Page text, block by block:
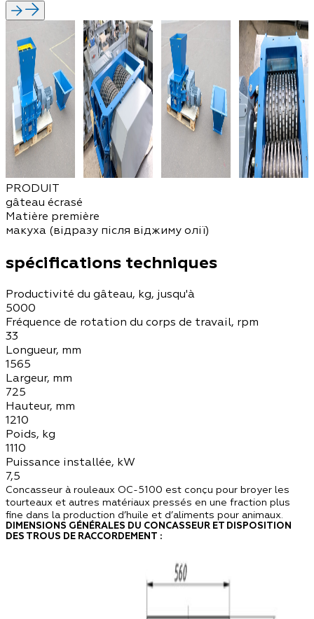
PRODUIT
gâteau écrasé
Matière première
макуха (відразу після віджиму олії)
spécifications techniques
Productivité du gâteau, kg, jusqu'à
5000
Fréquence de rotation du corps de travail, rpm
33
Longueur, mm
1565
Largeur, mm
725
Hauteur, mm
1210
Poids, kg
1110
Puissance installée, kW
7,5
Concasseur à rouleaux OC-5100 est conçu pour broyer les
tourteaux et autres matériaux pressés en une fraction plus
fine dans la production d’huile et d’aliments pour animaux.
DIMENSIONS GÉNÉRALES DU CONCASSEUR ET DISPOSITION
DES TROUS DE RACCORDEMENT :